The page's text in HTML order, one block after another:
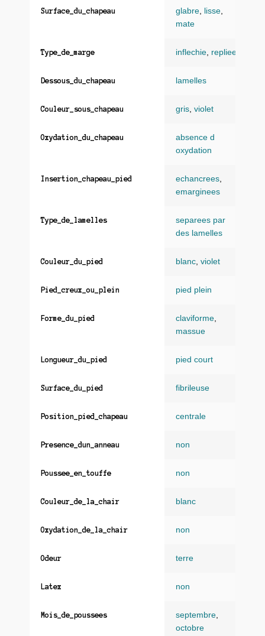
Surface_du_chapeau glabre lisse
mate
Type_de_marge inflechie repliee
Dessous_du_chapeau lamelles
Couleur_sous_chapeau gris violet
Oxydation_du_chapeau
absence d
oxydation
Insertion_chapeau_pied echancrees
emarginees
Type_de_lamelles
separees par
des lamelles
Couleur_du_pied blanc violet
Pied_creux_ou_plein pied plein
Forme_du_pied claviforme
massue
Longueur_du_pied pied court
Surface_du_pied fibrileuse
Position_pied_chapeau centrale
Presence_dun_anneau non
Poussee_en_touffe non
Couleur_de_la_chair blanc
Oxydation_de_la_chair non
Odeur terre
Latex non
Mois_de_poussees septembre
octobre